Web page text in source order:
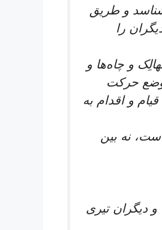
و طریق
را
و چاه‌ها و
وضع حرکت
و اقدام به
نه بین
دیگران تیری